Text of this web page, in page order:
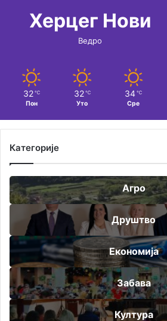
Херцег Нови
Ведро
32 ℃
Пон
32 ℃
Уто
34 ℃
Сре
Категорије
Агро
Друштво
Економија
Забава
Култура